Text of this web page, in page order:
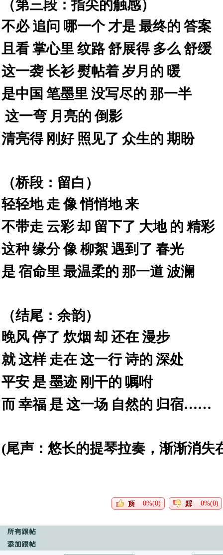
（第三段：指尖的触感）
不必追问 哪一个才是 最终的 答案
且看掌心里 纹路舒展得 多么 舒缓
这一袭长衫熨帖着岁月的 暖
是中国 笔墨里 没写尽的 那一半
这一弯 月亮的 倒影
清亮得 刚好 照见了 众生的 期盼
（桥段：留白）
轻轻地 走 像悄悄地 来
不带走 云彩却 留下了 大地 的 精彩
这种缘分像柳絮遇到了 春光
是 宿命里 最温柔的 那一道 波澜
（结尾：余韵）
晚风停了 炊烟 却 还在漫步
就这样 走在这一行诗的 深处
平安 是 墨迹 刚干的 嘱咐
而幸福 是 这一场 自然的 归宿……
(尾声：悠长的提琴拉奏，渐渐消失
0%(0) 0%(0)